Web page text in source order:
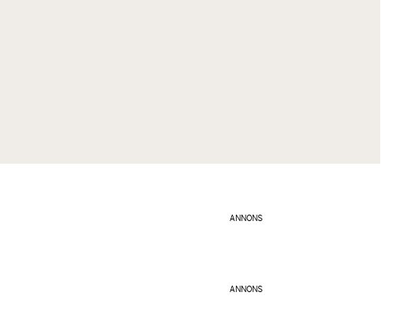
ANNONS
ANNONS